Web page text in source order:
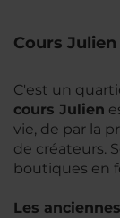
Cours Julien
C'est un
cours Julien
vie, de par la
de créateurs.
boutiques en
Les